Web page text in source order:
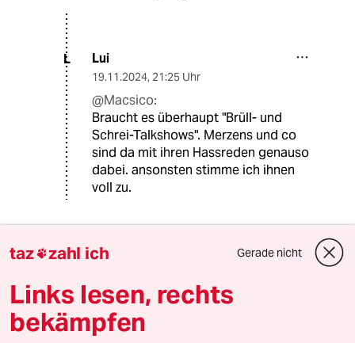
L Lui
19.11.2024, 21:25 Uhr
@Macsico:
Braucht es überhaupt "Brüll- und
Schrei-Talkshows". Merzens und co
sind da mit ihren Hassreden genauso
dabei. ansonsten stimme ich ihnen
voll zu.
1 Krise der Demokratie
AfD-Wählen als Triebabfuhr
taz zahl ich Gerade nicht
Links lesen, rechts
bekämpfen